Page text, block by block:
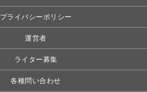
プライバシーポリシー
運営者
ライター募集
各種問い合わせ